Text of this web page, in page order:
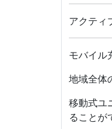
アクティ
モバイル
地域全体
移動式ユ
ることが